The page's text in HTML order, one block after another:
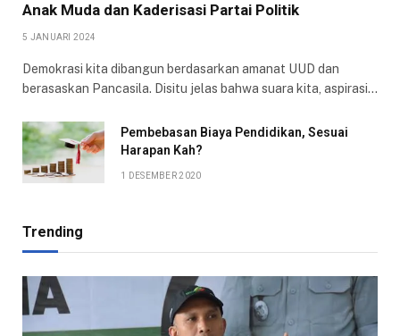
Anak Muda dan Kaderisasi Partai Politik
5 JANUARI 2024
Demokrasi kita dibangun berdasarkan amanat UUD dan
berasaskan Pancasila. Disitu jelas bahwa suara kita, aspirasi…
Pembebasan Biaya Pendidikan, Sesuai
Harapan Kah?
1 DESEMBER 2020
Trending